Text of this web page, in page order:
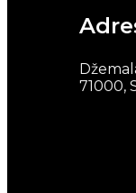
71000,